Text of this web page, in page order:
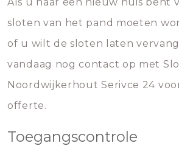
sloten van het pand moeten
of u wilt de sloten laten
vandaag nog contact op met
Noordwijkerhout Serivce 24
offerte.
Toegangscontrole